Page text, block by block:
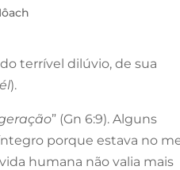
terrível dilúvio, de sua
).
” (Gn 6:9). Alguns
porque estava no
humana não valia mais